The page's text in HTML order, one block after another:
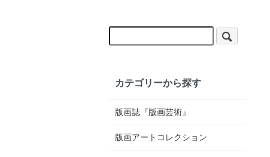
カテゴリーから探す
版画誌『版画芸術』
版画アートコレクション